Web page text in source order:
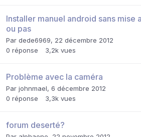
Installer manuel android sans mise
ou pas
Par dede6969, 22 décembre 2012
0 réponse 3,2k vues
Problème avec la caméra
Par johnmael, 6 décembre 2012
0 réponse 3,3k vues
forum deserté?